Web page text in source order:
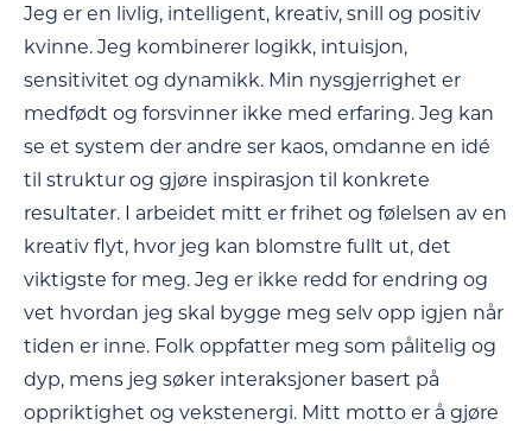
Jeg er en livlig, intelligent, kreativ, snill og positiv
kvinne. Jeg kombinerer logikk, intuisjon,
sensitivitet og dynamikk. Min nysgjerrighet er
medfødt og forsvinner ikke med erfaring. Jeg kan
se et system der andre ser kaos, omdanne en idé
til struktur og gjøre inspirasjon til konkrete
resultater. I arbeidet mitt er frihet og følelsen av en
kreativ flyt, hvor jeg kan blomstre fullt ut, det
viktigste for meg. Jeg er ikke redd for endring og
vet hvordan jeg skal bygge meg selv opp igjen når
tiden er inne. Folk oppfatter meg som pålitelig og
dyp, mens jeg søker interaksjoner basert på
oppriktighet og vekstenergi. Mitt motto er å gjøre